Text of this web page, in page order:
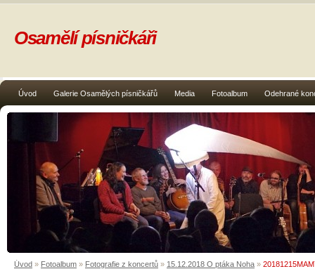
Úvod Galerie Osamělých písničkářů Media Fotoalbum Odehrané
Osamělí písničkáři
Úvod » Fotoalbum » Fotografie z koncertů » 15.12.2018 O ptáka Noha »